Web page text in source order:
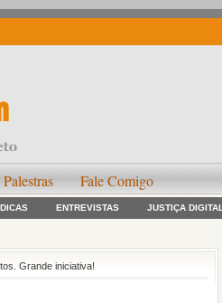
Palestras Fale Comigo
DICAS ENTREVISTAS JUSTIÇA DIGITAL
Grande iniciativa!